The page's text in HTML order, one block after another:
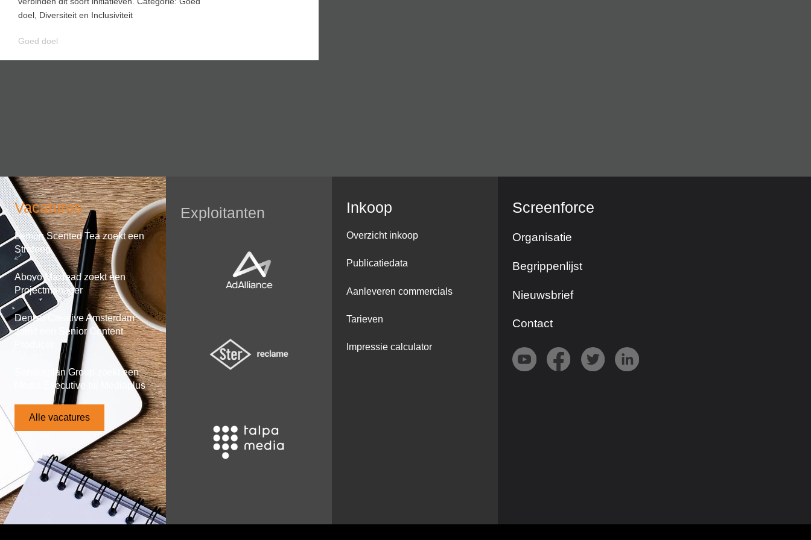
doel, Diversiteit en Inclusiviteit
Goed doel
Vacatures
Lemon Scented Tea zoekt een
Strateeg
Abovo Maxlead zoekt een
Projectmanager
Dentsu Creative Amsterdam
zoekt een Senior Content
Serviceplan Group zoekt een
Media Executive bij Mediaplus
Alle vacatures
Exploitanten Inkoop
Overzicht inkoop
Publicatiedata
Aanleveren commercials
Tarieven
Impressie calculator
Screenforce
Organisatie
Begrippenlijst
Nieuwsbrief
Contact